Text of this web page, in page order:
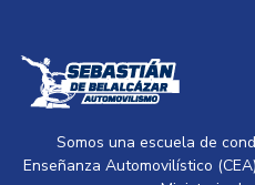
Somos una escuela de
Enseñanza Automovilístico